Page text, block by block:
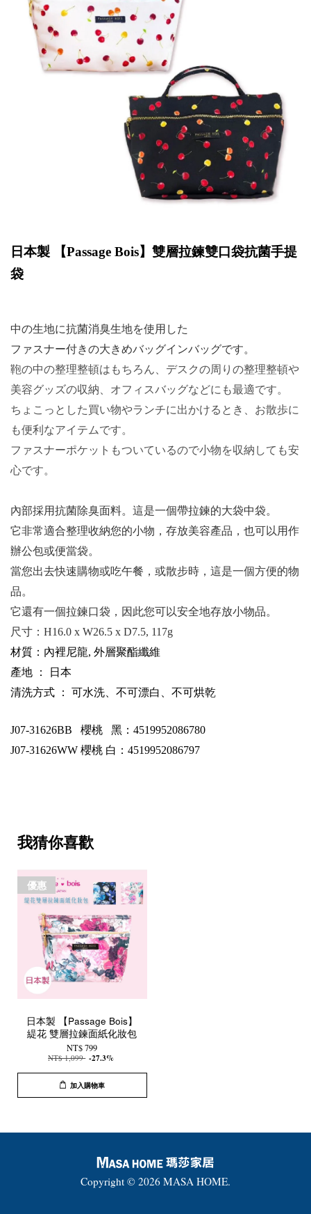
日本製 【Passage Bois】雙層拉鍊雙口袋抗菌手提
袋
中の生地に抗菌消臭生地を使用した
ファスナー付きの大きめバッグインバッグです。
鞄の中の整理整頓はもちろん、デスクの周りの整理整頓や
美容グッズの収納、オフィスバッグなどにも最適です。
ちょこっとした買い物やランチに出かけるとき、お散歩に
も便利なアイテムです。
ファスナーポケットもついているので小物を収納しても安
心です。
內部採用抗菌除臭面料。這是一個帶拉鍊的大袋中袋。
它非常適合整理收納您的小物，存放美容產品，也可以用作
辦公包或便當袋。
當您出去快速購物或吃午餐，或散步時，這是一個方便的物
品。
它還有一個拉鍊口袋，因此您可以安全地存放小物品。
尺寸： H16.0 x W26.5 x D7.5, 117g
材質：內裡尼龍, 外層聚酯纖維
產地 ： 日本
清洗方式 ： 可水洗、不可漂白、不可烘乾
J07-31626BB 櫻桃 黑：4519952086780
J07-31626WW 櫻桃 白：4519952086797
我猜你喜歡
優惠
日本製 【Passage Bois】
緹花 雙層拉鍊面紙化妝包
NT$ 799
NT$ 1,099 -27.3%
加入購物車
Copyright © 2026 MASA HOME.